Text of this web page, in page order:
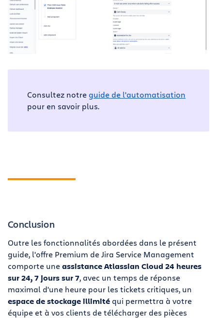
Consultez notre guide de l'automatisation
pour en savoir plus.
Conclusion
Outre les fonctionnalités abordées dans le présent
guide, l'offre Premium de Jira Service Management
comporte uneassistance Atlassian Cloud 24 heures
sur 24, 7 jours sur 7, avec un temps de réponse
maximal d'une heure pour les tickets critiques, un
espace de stockage illimité qui permettra à votre
équipe et à vos clients de télécharger des pièces